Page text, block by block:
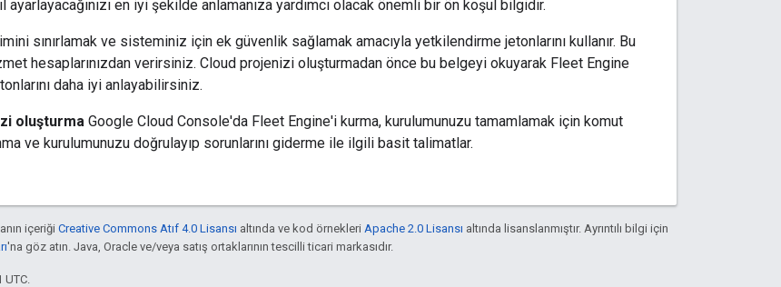
ayarlayacağınızı en iyi şekilde anlamanıza yardımcı olacak önemli bir ön koşul bilgidir.
sınırlamak ve sisteminiz için ek güvenlik sağlamak amacıyla yetkilendirme jetonlarını kullanır. Bu
hesaplarınızdan verirsiniz. Cloud projenizi oluşturmadan önce bu belgeyi okuyarak Fleet Engine
daha iyi anlayabilirsiniz.
oluşturma Google Cloud Console'da Fleet Engine'i kurma, kurulumunuzu tamamlamak için komut
ve kurulumunuzu doğrulayıp sorunlarını giderme ile ilgili basit talimatlar.
içeriği Creative Commons Atıf 4.0 Lisansı altında ve kod örnekleri Apache 2.0 Lisansı altında lisanslanmıştır. Ayrıntılı bilgi için
'na göz atın. Java, Oracle ve/veya satış ortaklarının tescilli ticari markasıdır.